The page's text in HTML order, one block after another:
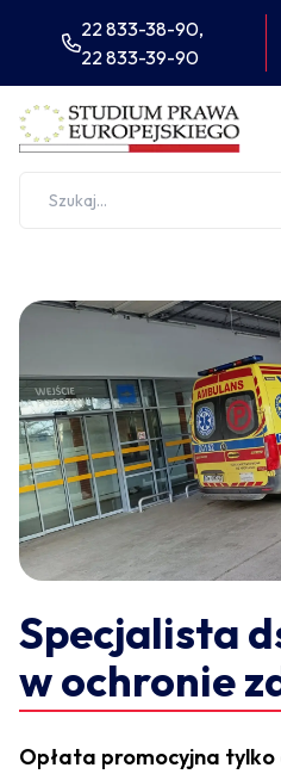
22 833-38-90,
22 833-39-90
Specjalista
w ochronie
Opłata promocyjna tylko